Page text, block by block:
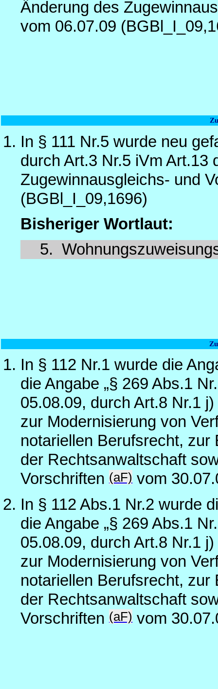
Änderung des
vom 06.07.09
In § 111 Nr.5 wurde neu
durch Art.3 Nr.5 iVm
Zugewinnausgleichs- und
(BGBl_I_09,1696)
Bisheriger Wortlaut:
5.
In § 112 Nr.1 wurde die
die Angabe „§ 269 Abs.1
05.08.09, durch Art.8 Nr.1
zur Modernisierung von
notariellen Berufsrecht,
der Rechtsanwaltschaft
Vorschriften (aF) vom
In § 112 Abs.1 Nr.2 wurde
die Angabe „§ 269 Abs.1
05.08.09, durch Art.8 Nr.1
zur Modernisierung von
notariellen Berufsrecht,
der Rechtsanwaltschaft
Vorschriften (aF) vom